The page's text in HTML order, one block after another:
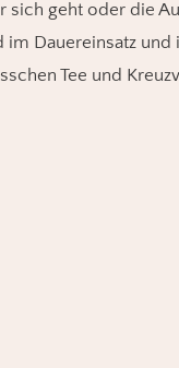
geht oder die
im Dauereinsatz
Tee und